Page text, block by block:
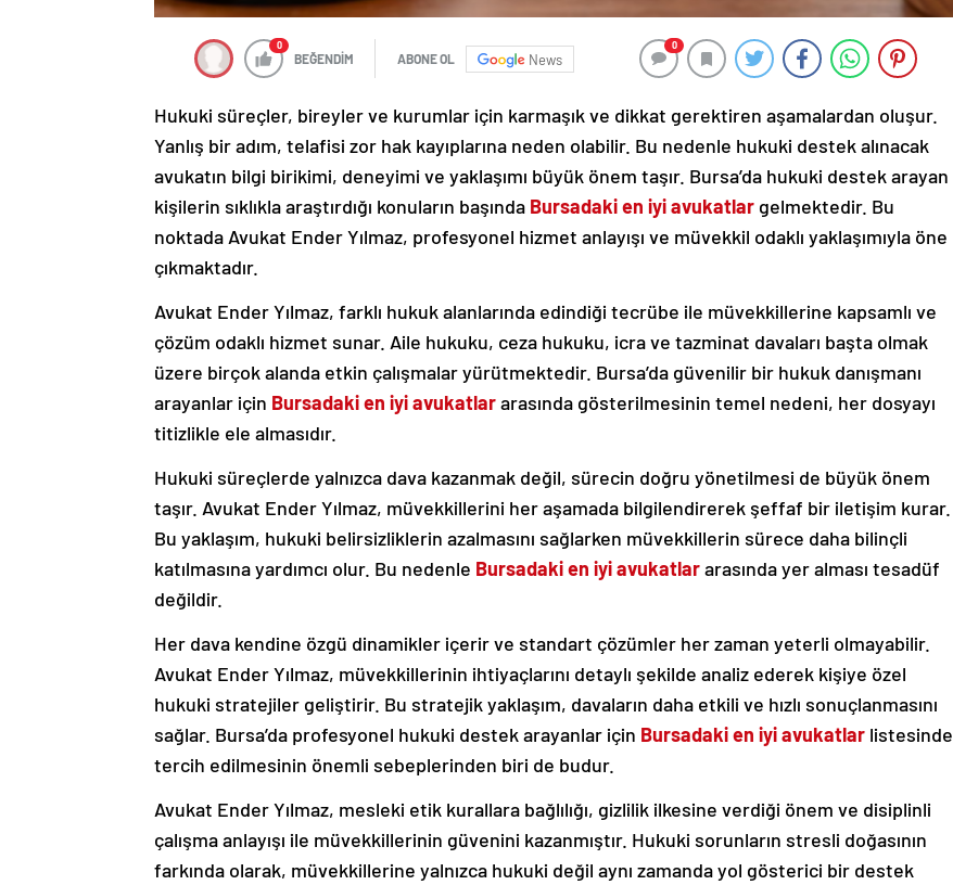
0
BEĞENDİM ABONE OL News
0
Hukuki süreçler, bireyler ve kurumlar için karmaşık ve dikkat gerektiren aşamalardan oluşur.
Yanlış bir adım, telafisi zor hak kayıplarına neden olabilir. Bu nedenle hukuki destek alınacak
avukatın bilgi birikimi, deneyimi ve yaklaşımı büyük önem taşır. Bursa’da hukuki destek arayan
kişilerin sıklıkla araştırdığı konuların başında Bursadaki en iyi avukatlar gelmektedir. Bu
noktada Avukat Ender Yılmaz, profesyonel hizmet anlayışı ve müvekkil odaklı yaklaşımıyla öne
çıkmaktadır.
Avukat Ender Yılmaz, farklı hukuk alanlarında edindiği tecrübe ile müvekkillerine kapsamlı ve
çözüm odaklı hizmet sunar. Aile hukuku, ceza hukuku, icra ve tazminat davaları başta olmak
üzere birçok alanda etkin çalışmalar yürütmektedir. Bursa’da güvenilir bir hukuk danışmanı
arayanlar için Bursadaki en iyi avukatlararasında gösterilmesinin temel nedeni, her dosyayı
titizlikle ele almasıdır.
Hukuki süreçlerde yalnızca dava kazanmak değil, sürecin doğru yönetilmesi de büyük önem
taşır. Avukat Ender Yılmaz, müvekkillerini her aşamada bilgilendirerek şeffaf bir iletişim kurar.
Bu yaklaşım, hukuki belirsizliklerin azalmasını sağlarken müvekkillerin sürece daha bilinçli
katılmasına yardımcı olur. Bu nedenle Bursadaki en iyi avukatlararasında yer alması tesadüf
değildir.
Her dava kendine özgü dinamikler içerir ve standart çözümler her zaman yeterli olmayabilir.
Avukat Ender Yılmaz, müvekkillerinin ihtiyaçlarını detaylı şekilde analiz ederek kişiye özel
hukuki stratejiler geliştirir. Bu stratejik yaklaşım, davaların daha etkili ve hızlı sonuçlanmasını
sağlar. Bursa’da profesyonel hukuki destek arayanlar için Bursadaki en iyi avukatlar listesinde
tercih edilmesinin önemli sebeplerinden biri de budur.
Avukat Ender Yılmaz, mesleki etik kurallara bağlılığı, gizlilik ilkesine verdiği önem ve disiplinli
çalışma anlayışı ile müvekkillerinin güvenini kazanmıştır. Hukuki sorunların stresli doğasının
farkında olarak, müvekkillerine yalnızca hukuki değil aynı zamanda yol gösterici bir destek